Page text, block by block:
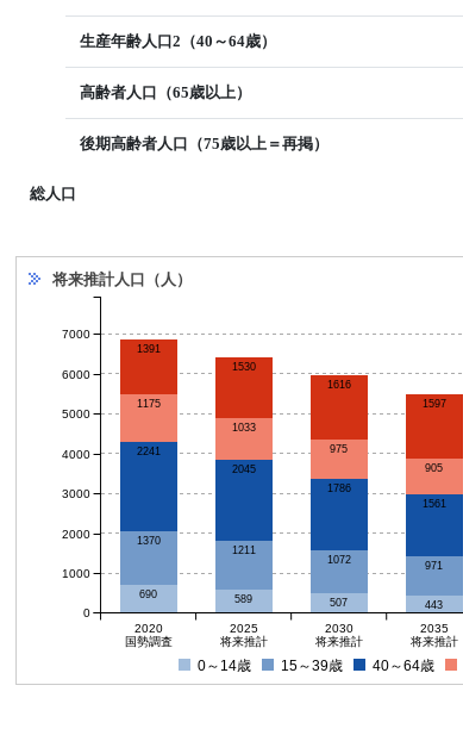
生産年齢人口2（40～64歳）
高齢者人口（65歳以上）
後期高齢者人口（75歳以上＝再掲）
総人口
将来推計人口（人）
690 589 507 443
1370
1211
1072
971
2241
2045
1786
1561
1175
1033
975
905
1391
1530
1616
1597
2020
国勢調査
2025
将来推計
2030
将来推計
2035
将来推計
0
1000
2000
3000
4000
5000
6000
7000
0～14歳 15～39歳 40～64歳